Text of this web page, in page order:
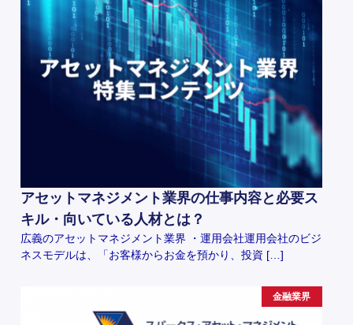
アセットマネジメント業界の仕事内容と必要ス
キル・向いている人材とは？
広義のアセットマネジメント業界 ・運用会社運用会社のビジ
ネスモデルは、「お客様からお金を預かり、投資 […]
金融業界